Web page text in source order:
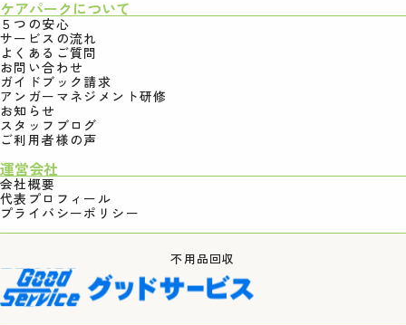
ケアパークについて
５つの安心
サービスの流れ
よくあるご質問
お問い合わせ
ガイドブック請求
アンガーマネジメント研修
お知らせ
スタッフブログ
ご利用者様の声
運営会社
会社概要
代表プロフィール
プライバシーポリシー
不用品回収